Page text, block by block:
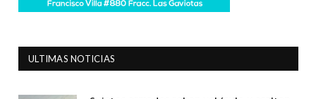
ULTIMAS NOTICIAS